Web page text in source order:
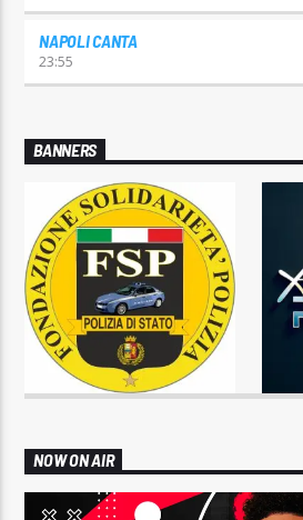
NAPOLI CANTA
23:55
BANNERS
NOW ON AIR